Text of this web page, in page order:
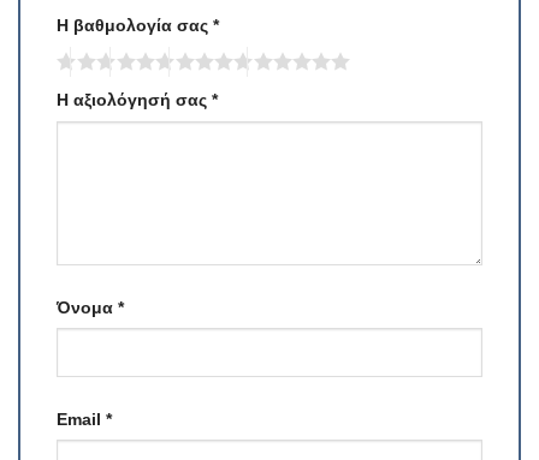
Η βαθμολογία σας *
Η αξιολόγησή σας *
Όνομα *
Email *